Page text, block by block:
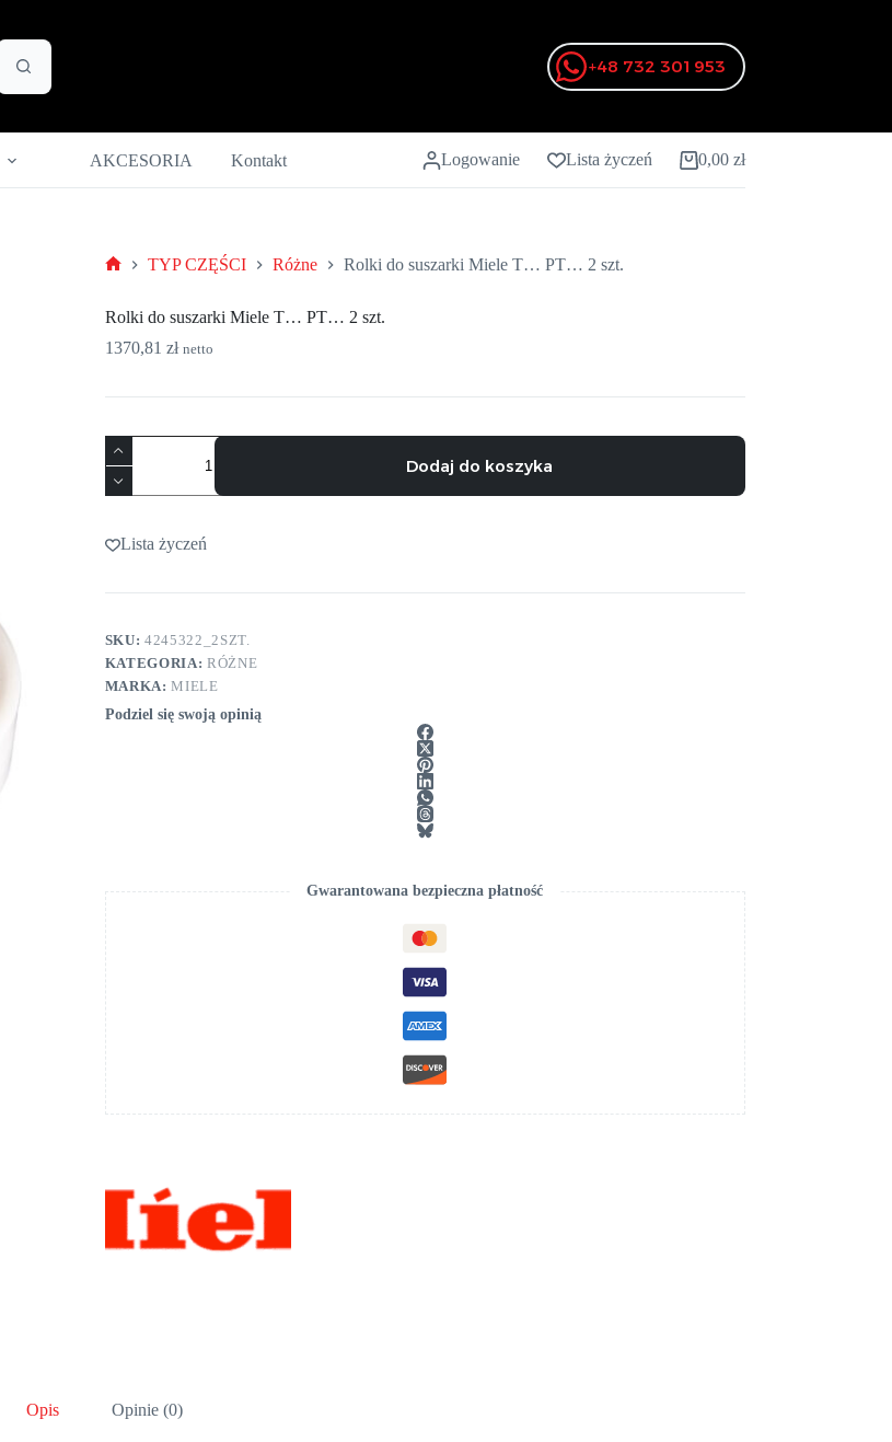
+48 732 301 953
AKCESORIA Kontakt Logowanie Lista życzeń Koszyk
0,00 zł
TYP CZĘŚCI Różne Rolki do suszarki Miele T… PT… 2 szt.
Rolki do suszarki Miele T… PT… 2 szt.
1370,81 zł netto
ilość
Rolki
do
suszarki
T...
PT...
szt.
Dodaj do koszyka
Lista życzeń
SKU:4245322_2SZT.
KATEGORIA: RÓŻNE
MARKA:MIELE
Podziel się swoją opinią
Gwarantowana bezpieczna płatność
Opis Opinie (0)